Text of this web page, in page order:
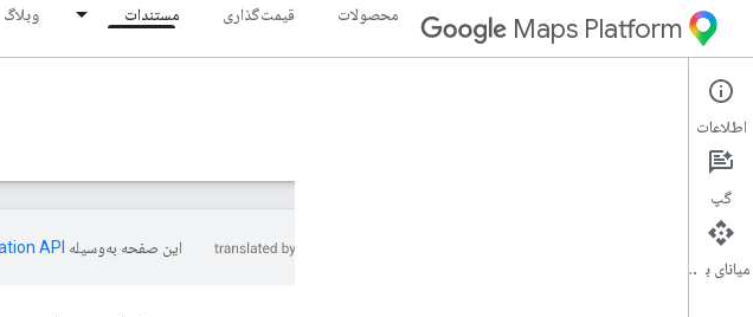
Maps Platform محصولات قیمت‌گذاری مستندات وبلاگ
Web Services
راهنما
این صفحه به‌وسیله
اطلاعات
گپ
میانای برنامه‌سازی کاربردی